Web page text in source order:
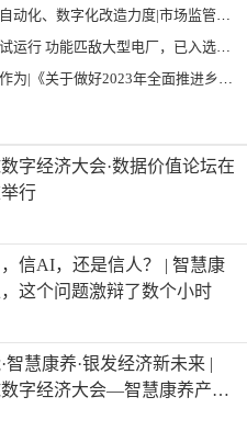
总局 工业和信息化部 关于促进企业计量能力提升的指导意见
能匹敌大型电厂，已入选国际典型案例
年全面推进乡村振兴重点工作的意见》发布
字经济大会·数据价值论坛在
行
信AI，还是信人？ | 智慧康
这个问题激辩了数个小时
智慧康养·银发经济新未来 |
数字经济大会—智慧康养产业
京举办